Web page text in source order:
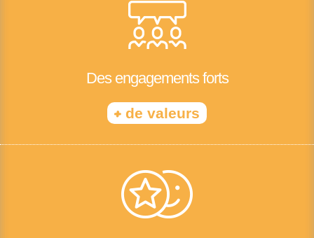
Des engagements forts
+ de valeurs